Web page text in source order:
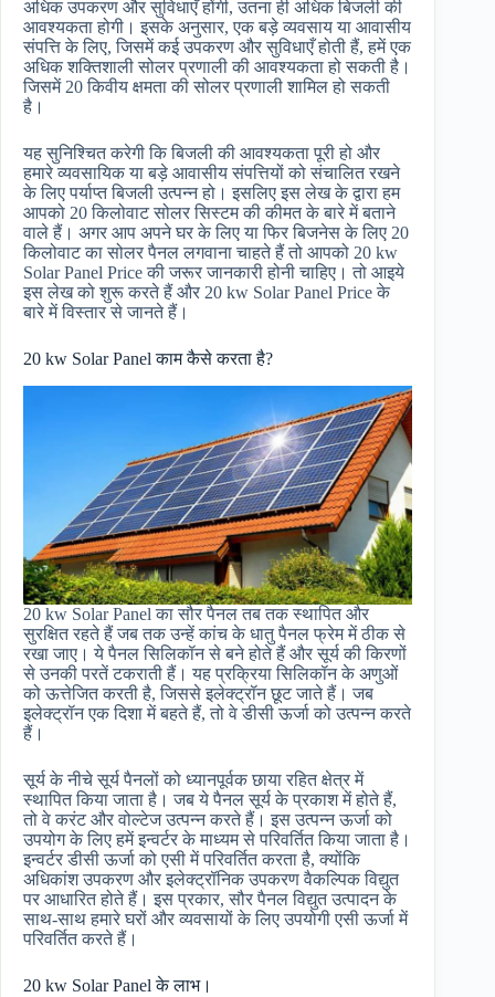
अधिक उपकरण और सुविधाएँ होंगी, उतना ही अधिक बिजली की
आवश्यकता होगी। इसके अनुसार, एक बड़े व्यवसाय या आवासीय
संपत्ति के लिए, जिसमें कई उपकरण और सुविधाएँ होती हैं, हमें एक
अधिक शक्तिशाली सोलर प्रणाली की आवश्यकता हो सकती है।
जिसमें 20 किवीय क्षमता की सोलर प्रणाली शामिल हो सकती
है।
यह सुनिश्चित करेगी कि बिजली की आवश्यकता पूरी हो और
हमारे व्यवसायिक या बड़े आवासीय संपत्तियों को संचालित रखने
के लिए पर्याप्त बिजली उत्पन्न हो। इसलिए इस लेख के द्वारा हम
आपको 20 किलोवाट सोलर सिस्टम की कीमत के बारे में बताने
वाले हैं। अगर आप अपने घर के लिए या फिर बिजनेस के लिए 20
किलोवाट का सोलर पैनल लगवाना चाहते हैं तो आपको 20 kw
Solar Panel Price की जरूर जानकारी होनी चाहिए। तो आइये
इस लेख को शुरू करते हैं और 20 kw Solar Panel Price के
बारे में विस्तार से जानते हैं।
20 kw Solar Panel काम कैसे करता है?
20 kw Solar Panel का सौर पैनल तब तक स्थापित और
सुरक्षित रहते हैं जब तक उन्हें कांच के धातु पैनल फ्रेम में ठीक से
रखा जाए। ये पैनल सिलिकॉन से बने होते हैं और सूर्य की किरणों
से उनकी परतें टकराती हैं। यह प्रक्रिया सिलिकॉन के अणुओं
को ऊत्तेजित करती है, जिससे इलेक्ट्रॉन छूट जाते हैं। जब
इलेक्ट्रॉन एक दिशा में बहते हैं, तो वे डीसी ऊर्जा को उत्पन्न करते
हैं।
सूर्य के नीचे सूर्य पैनलों को ध्यानपूर्वक छाया रहित क्षेत्र में
स्थापित किया जाता है। जब ये पैनल सूर्य के प्रकाश में होते हैं,
तो वे करंट और वोल्टेज उत्पन्न करते हैं। इस उत्पन्न ऊर्जा को
उपयोग के लिए हमें इन्वर्टर के माध्यम से परिवर्तित किया जाता है।
इन्वर्टर डीसी ऊर्जा को एसी में परिवर्तित करता है, क्योंकि
अधिकांश उपकरण और इलेक्ट्रॉनिक उपकरण वैकल्पिक विद्युत
पर आधारित होते हैं। इस प्रकार, सौर पैनल विद्युत उत्पादन के
साथ-साथ हमारे घरों और व्यवसायों के लिए उपयोगी एसी ऊर्जा में
परिवर्तित करते हैं।
20 kw Solar Panel के लाभ।